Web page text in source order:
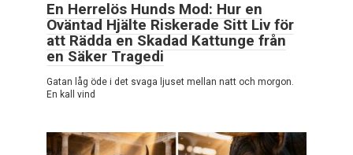
En Herrelös Hunds Mod: Hur en
Oväntad Hjälte Riskerade Sitt Liv för
att Rädda en Skadad Kattunge från
en Säker Tragedi
Gatan låg öde i det svaga ljuset mellan natt och morgon.
En kall vind